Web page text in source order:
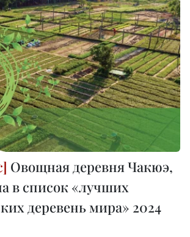
Овощная деревня Чакюэ,
в список «лучших
деревень мира» 2024